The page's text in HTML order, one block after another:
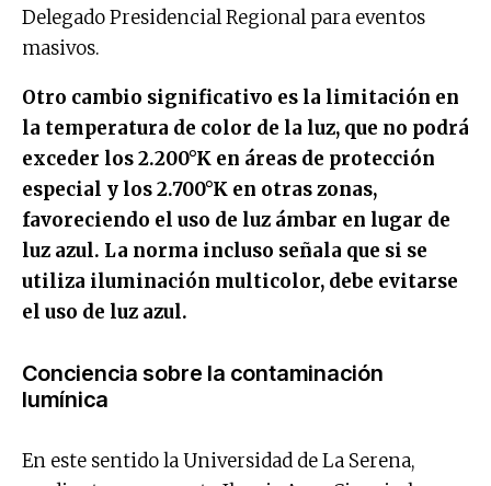
Delegado Presidencial Regional para eventos
masivos.
Otro cambio significativo es la limitación en
la temperatura de color de la luz, que no podrá
exceder los 2.200°K en áreas de protección
especial y los 2.700°K en otras zonas,
favoreciendo el uso de luz ámbar en lugar de
luz azul. La norma incluso señala que si se
utiliza iluminación multicolor, debe evitarse
el uso de luz azul.
Conciencia sobre la contaminación
lumínica
En este sentido la Universidad de La Serena,